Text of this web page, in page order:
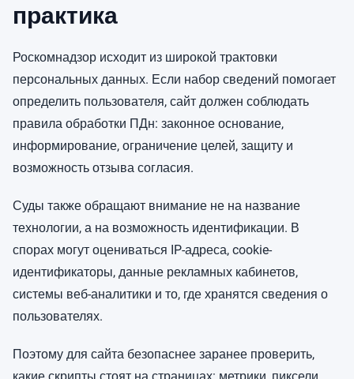
практика
Роскомнадзор исходит из широкой трактовки
персональных данных. Если набор сведений помогает
определить пользователя, сайт должен соблюдать
правила обработки ПДн: законное основание,
информирование, ограничение целей, защиту и
возможность отзыва согласия.
Суды также обращают внимание не на название
технологии, а на возможность идентификации. В
спорах могут оцениваться IP-адреса, cookie-
идентификаторы, данные рекламных кабинетов,
системы веб-аналитики и то, где хранятся сведения о
пользователях.
Поэтому для сайта безопаснее заранее проверить,